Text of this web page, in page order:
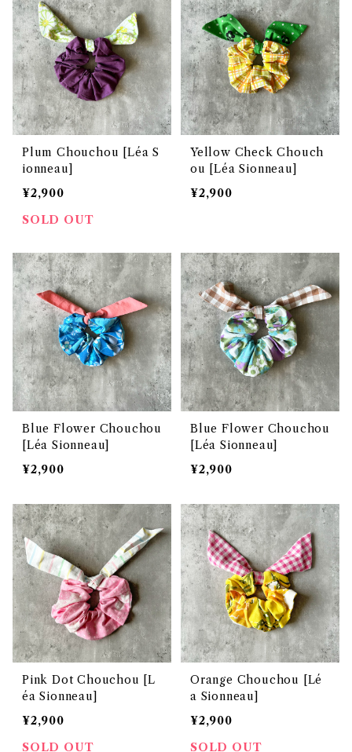
Plum Chouchou [Léa S
ionneau]
¥2,900
SOLD OUT
Yellow Check Chouch
ou [Léa Sionneau]
¥2,900
Blue Flower Chouchou
[Léa Sionneau]
¥2,900
Blue Flower Chouchou
[Léa Sionneau]
¥2,900
Pink Dot Chouchou [L
éa Sionneau]
¥2,900
SOLD OUT
Orange Chouchou [Lé
a Sionneau]
¥2,900
SOLD OUT